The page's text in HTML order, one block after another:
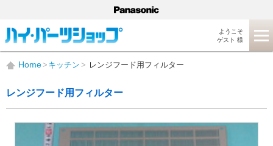
ようこそ
ゲスト 様
Home キッチン レンジフード用フィルター
レンジフード用フィルター